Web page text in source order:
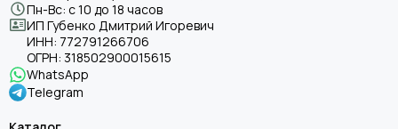
Пн-Вс: с 10 до 18 часов
ИП Губенко Дмитрий Игоревич
ИНН: 772791266706
ОГРН: 318502900015615
WhatsApp
Telegram